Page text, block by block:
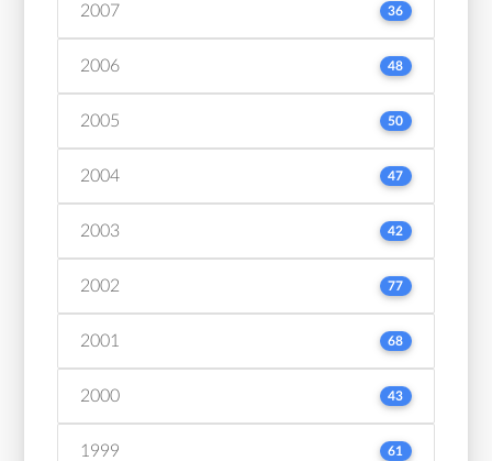
2007 36
2006 48
2005 50
2004 47
2003 42
2002 77
2001 68
2000 43
1999 61